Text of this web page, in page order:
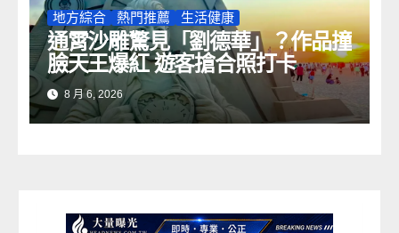
地方綜合 熱門推薦 生活健康
通霄沙雕驚見「劉德華」？作品撞
臉天王爆紅 遊客搶合照打卡
8 月 6, 2026